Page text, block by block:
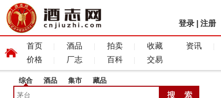
登录 注册
首页 酒品 拍卖 收藏
资讯
价格
厂志 百科 交易
综合 酒品 集市 藏品